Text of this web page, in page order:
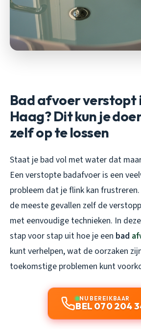
Bad afvoer verstopt
Haag? Dit kun je
zelf op te lossen
Staat je bad vol met water dat
Een verstopte badafvoer is een
probleem dat je flink kan frustreren.
de meeste gevallen zelf de
met eenvoudige technieken. In
stap voor stap uit hoe je een bad
kunt verhelpen, wat de oorzaken
toekomstige problemen kunt
NU BEREIKBAAR
BEL 070 204